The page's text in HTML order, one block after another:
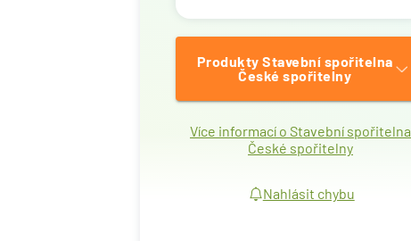
Produkty Stavební spořitelna
České spořitelny
Více informací o Stavební spořitelna
České spořitelny
Nahlásit chybu